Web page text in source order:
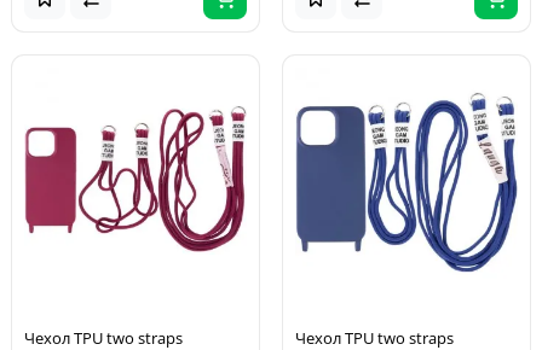
Чехол TPU two straps
Чехол TPU two straps